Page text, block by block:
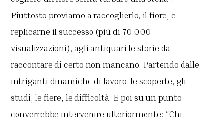
Piuttosto proviamo a raccoglierlo, il fiore, e
replicarne il successo (più di 70.000
visualizzazioni), agli antiquari le storie da
raccontare di certo non mancano. Partendo dalle
intriganti dinamiche di lavoro, le scoperte, gli
studi, le fiere, le difficoltà. E poi su un punto
converrebbe intervenire ulteriormente: “Chi